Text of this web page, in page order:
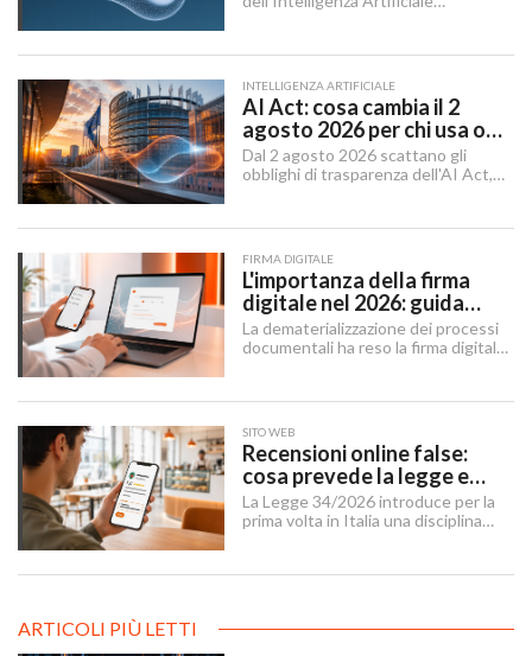
"Quale modello dobbiamo usare?".
INTELLIGENZA ARTIFICIALE
AI Act: cosa cambia il 2
agosto 2026 per chi usa o
integra l'AI
Dal 2 agosto 2026 scattano gli
obblighi di trasparenza dell'AI Act,
rinviato quelli sui sistemi ad alto
FIRMA DIGITALE
L'importanza della firma
digitale nel 2026: guida
completa per aziende e
professionisti
La dematerializzazione dei processi
documentali ha reso la firma digitale
SITO WEB
Recensioni online false:
cosa prevede la legge e
cosa possono fare le
imprese
La Legge 34/2026 introduce per la
prima volta in Italia una disciplina
ristorazione e del turismo.
ARTICOLI PIÙ LETTI